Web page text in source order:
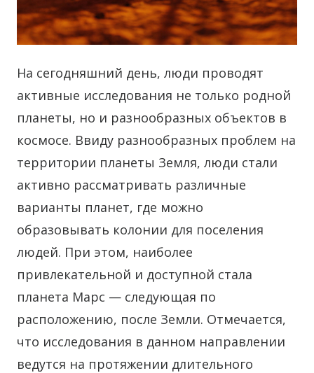
На сегодняшний день, люди проводят
активные исследования не только родной
планеты, но и разнообразных объектов в
космосе. Ввиду разнообразных проблем на
территории планеты Земля, люди стали
активно рассматривать различные
варианты планет, где можно
образовывать колонии для поселения
людей. При этом, наиболее
привлекательной и доступной стала
планета Марс — следующая по
расположению, после Земли. Отмечается,
что исследования в данном направлении
ведутся на протяжении длительного